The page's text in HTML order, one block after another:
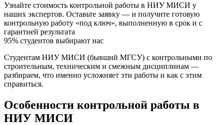
Узнайте стоимость контрольной работы в НИУ МИСИ у
наших экспертов. Оставьте заявку — и получите готовую
контрольную работу «под ключ», выполненную в срок и с
гарантией результата
95% студентов выбирают нас
Студентам НИУ МИСИ (бывший МГСУ) с контрольными по
строительным, техническим и смежным дисциплинам —
разбираем, что именно усложняет эти работы и как с этим
справиться.
Особенности контрольной работы в
НИУ МИСИ